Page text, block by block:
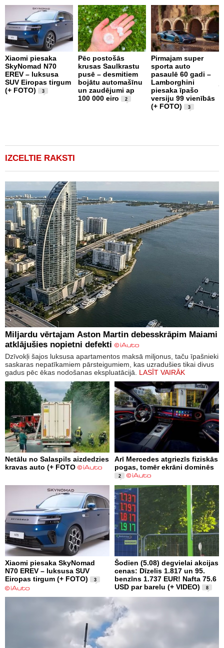
Xiaomi piesaka
SkyNomad N70
EREV – luksusa
SUV Eiropas tirgum
(+ FOTO)
3
Pēc postošās
krusas Saulkrastu
pusē – desmitiem
bojātu automašīnu
un zaudējumi ap
100 000 eiro
2
Pirmajam super
sporta auto
pasaulē 60 gadi –
Lamborghini
piesaka īpašo
versiju 99 vienībās
(+ FOTO)
3
IZCELTIE RAKSTI
Miljardu vērtajam Aston Martin debesskrāpim Maiami
atklājušies nopietni defekti
Dzīvokļi šajos luksusa apartamentos maksā miljonus, taču īpašnieki
saskaras nepatīkamiem pārsteigumiem, kas uzradušies tikai divus
gadus pēc ēkas nodošanas ekspluatācijā. LASĪT VAIRĀK
Netālu no Salaspils aizdedzies
kravas auto (+ FOTO
Arī Mercedes atgriezīs fiziskās
pogas, tomēr ekrāni dominēs
2
Xiaomi piesaka SkyNomad
N70 EREV – luksusa SUV
Eiropas tirgum (+ FOTO)
3
Šodien (5.08) degvielai akcijas
cenas: Dīzelis 1.817 un 95.
benzīns 1.737 EUR! Nafta 75.6
USD par barelu (+ VIDEO)
8